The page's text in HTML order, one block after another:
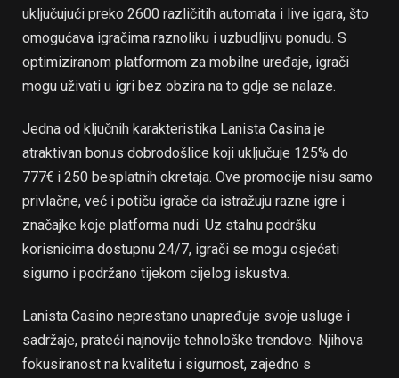
uključujući preko 2600 različitih automata i live igara, što
omogućava igračima raznoliku i uzbudljivu ponudu. S
optimiziranom platformom za mobilne uređaje, igrači
mogu uživati u igri bez obzira na to gdje se nalaze.
Jedna od ključnih karakteristika Lanista Casina je
atraktivan bonus dobrodošlice koji uključuje 125% do
777€ i 250 besplatnih okretaja. Ove promocije nisu samo
privlačne, već i potiču igrače da istražuju razne igre i
značajke koje platforma nudi. Uz stalnu podršku
korisnicima dostupnu 24/7, igrači se mogu osjećati
sigurno i podržano tijekom cijelog iskustva.
Lanista Casino neprestano unapređuje svoje usluge i
sadržaje, prateći najnovije tehnološke trendove. Njihova
fokusiranost na kvalitetu i sigurnost, zajedno s